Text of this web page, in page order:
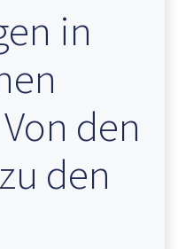
in
den
den